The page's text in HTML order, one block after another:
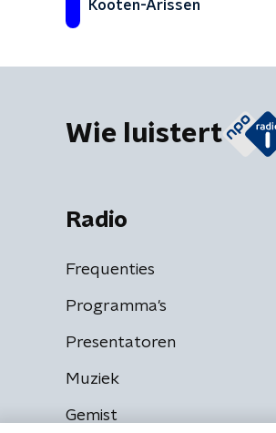
Kooten-Arissen
Wie luistert
Radio
Frequenties
Programma's
Presentatoren
Muziek
Gemist